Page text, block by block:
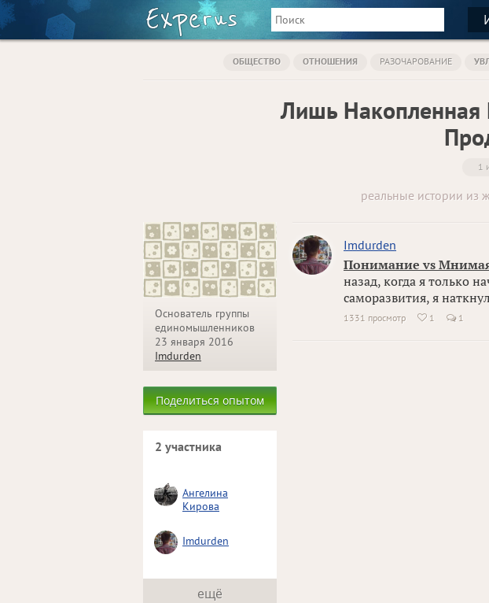
ОБЩЕСТВО ОТНОШЕНИЯ РАЗОЧАРОВАНИЕ
Лишь Накопленная
1
реальные истории из
Основатель группы
единомышленников
23 января 2016
Imdurden
Поделиться опытом
2 участника
Ангелина
Кирова
Imdurden
ещё
Imdurden
Понимание vs
назад, когда я только
саморазвития, я
1331 просмотр  1 1